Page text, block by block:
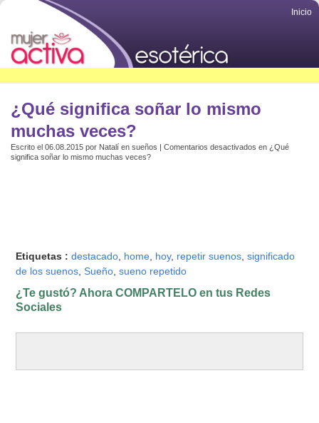
Inicio
¿Qué significa soñar lo mismo
muchas veces?
Escrito el 06.08.2015 por Natalí en sueños | Comentarios desactivados en ¿Qué
significa soñar lo mismo muchas veces?
Etiquetas :destacado home hoy, repetir suenos ,significado
de los suenos ,Sueño ,sueno repetido
¿Te gustó? Ahora COMPARTELO en tus Redes
Sociales